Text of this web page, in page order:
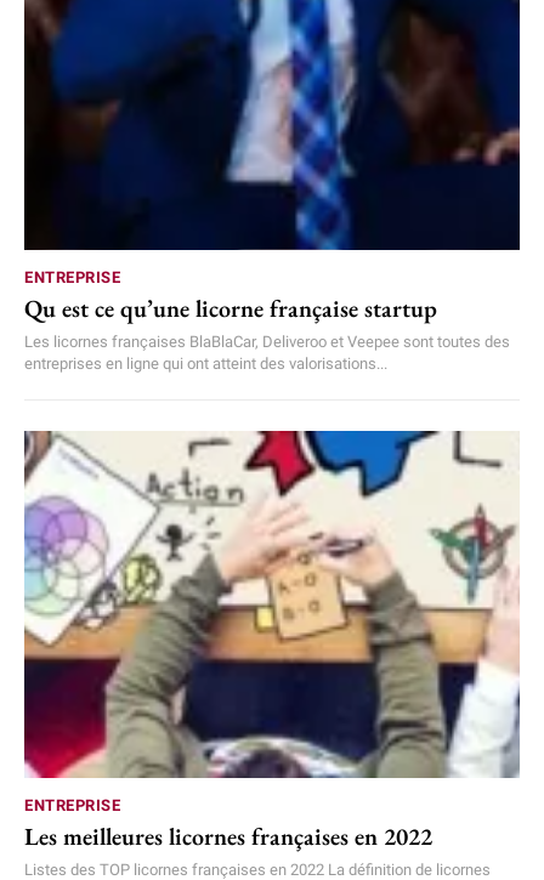
ENTREPRISE
Qu est ce qu’une licorne française startup
Les licornes françaises BlaBlaCar, Deliveroo et Veepee sont toutes des
entreprises en ligne qui ont atteint des valorisations...
ENTREPRISE
Les meilleures licornes françaises en 2022
Listes des TOP licornes françaises en 2022 La définition de licornes